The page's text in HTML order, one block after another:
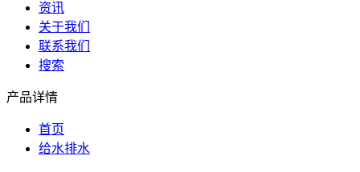
资讯
关于我们
联系我们
搜索
产品详情
首页
给水排水